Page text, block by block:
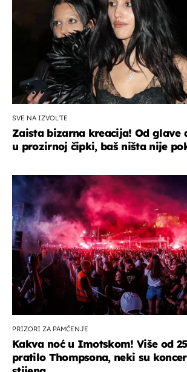
SVE NA IZVOL'TE
Zaista bizarna kreacija! Od glave
u prozirnoj čipki, baš ništa nije
PRIZORI ZA PAMĆENJE
Kakva noć u Imotskom! Više od
pratilo Thompsona, neki su